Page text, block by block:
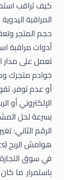
كيف تراقب
المراقبة
حجم المتجر
أدوات مراقبة
خوادم متجرك
أو عدم توفر،
الإلكتروني أو
بسرعة لحل
الرقم الثاني:
هوامش الربح (Product Price Change Alerts)
في سوق التجارة
باستمرار. ما